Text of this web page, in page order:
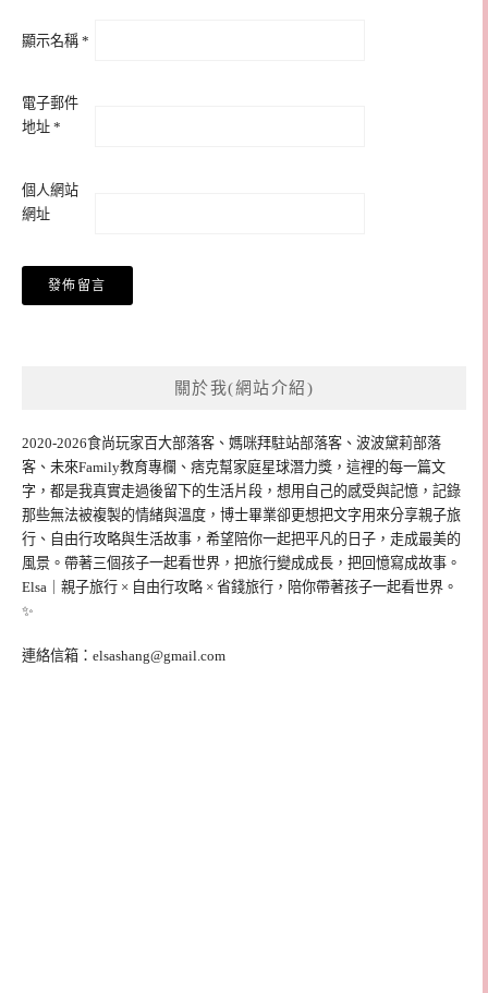
顯示名稱 *
電子郵件
地址 *
個人網站
網址
關於我(網站介紹)
2020-2026食尚玩家百大部落客、媽咪拜駐站部落客、波波黛莉部落
客、未來Family教育專欄、痞克幫家庭星球潛力獎，這裡的每一篇文
字，都是我真實走過後留下的生活片段，想用自己的感受與記憶，記錄
那些無法被複製的情緒與溫度，博士畢業卻更想把文字用來分享親子旅
行、自由行攻略與生活故事，希望陪你一起把平凡的日子，走成最美的
風景。帶著三個孩子一起看世界，把旅行變成成長，把回憶寫成故事。
Elsa｜親子旅行 × 自由行攻略 × 省錢旅行，陪你帶著孩子一起看世界。
✨
連絡信箱： elsashang@gmail.com